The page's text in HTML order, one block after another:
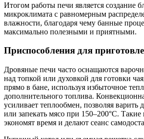
Итогом работы печи является создание
микроклимата с равномерным
влажности, благодаря чему банные
максимально полезными и приятными.
Приспособления для
Дровяные печи часто оснащаются
над топкой или духовкой для готовки
прямо в бане, используя избыточное
дополнительного топлива.
усиливает теплообмен, позволяя варить
или запекать мясо при 150–200°C.
экономят время и делают сеанс